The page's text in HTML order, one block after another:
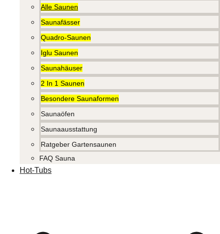
Alle Saunen
Saunafässer
Quadro-Saunen
Iglu Saunen
Saunahäuser
2 In 1 Saunen
Besondere Saunaformen
Saunaöfen
Saunaausstattung
Ratgeber Gartensaunen
FAQ Sauna
Hot-Tubs